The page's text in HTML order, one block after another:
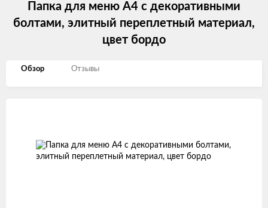
Папка для меню А4 с декоративными
болтами, элитный переплетный материал,
цвет бордо
Обзор Отзывы